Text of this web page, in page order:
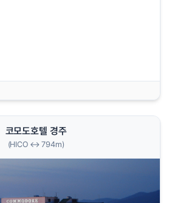
코모도호텔 경주
(HICO ↔ 794m)